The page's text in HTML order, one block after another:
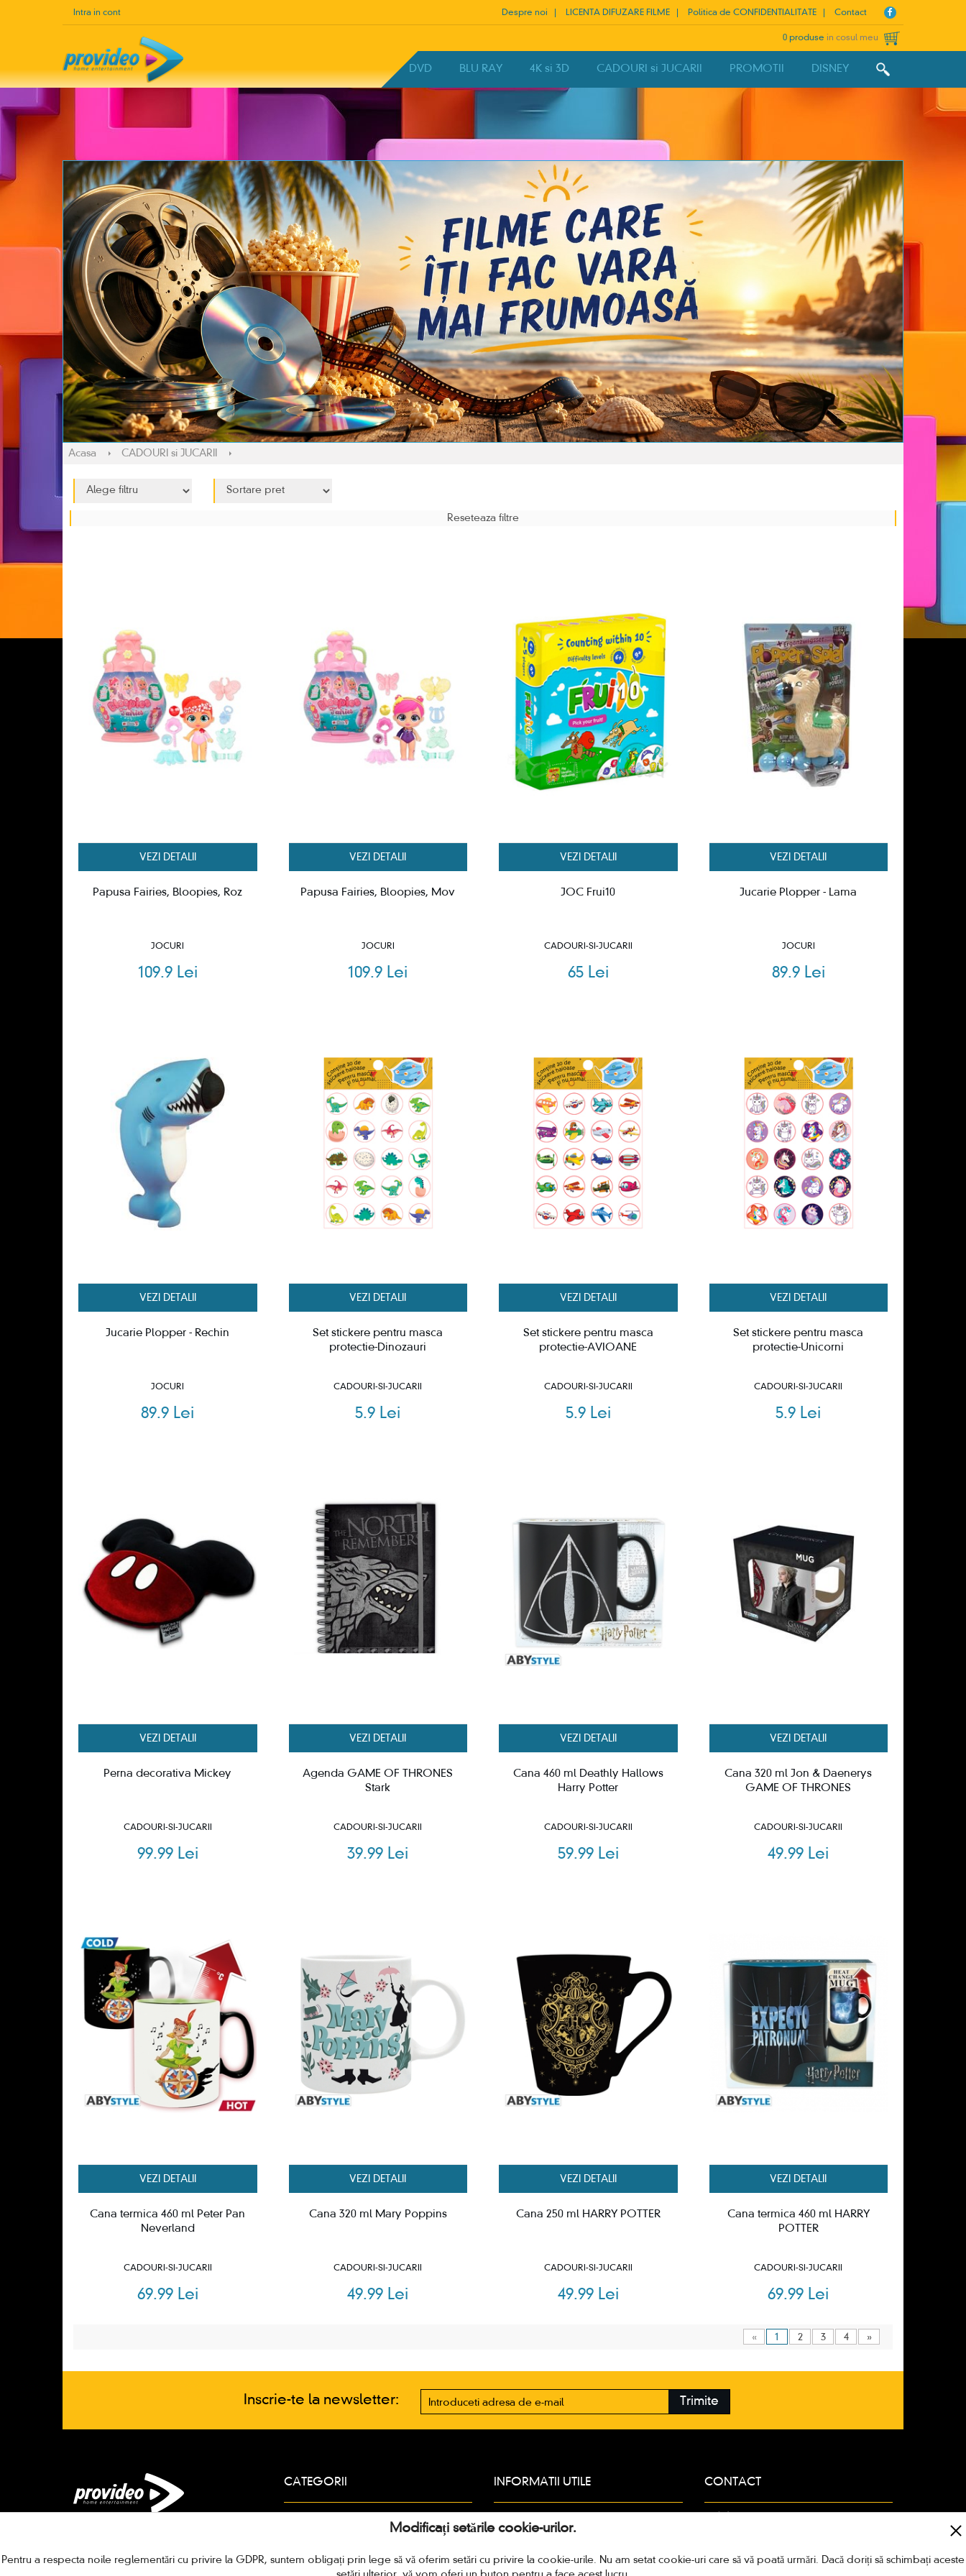
Intra in cont Despre noi LICENTA DIFUZARE FILME Politica de CONFIDENTIALITATE Contact
0 produse in cosul meu
DVD BLU RAY 4K si 3D CADOURI si JUCARII PROMOTII DISNEY
Acasa CADOURI si JUCARII
VEZI DETALII
Papusa Fairies, Bloopies, Roz
JOCURI
109.9 Lei
VEZI DETALII
Papusa Fairies, Bloopies, Mov
JOCURI
109.9 Lei
VEZI DETALII
JOC Frui10
CADOURI-SI-JUCARII
65 Lei
VEZI DETALII
Jucarie Plopper - Lama
JOCURI
89.9 Lei
VEZI DETALII
Jucarie Plopper - Rechin
JOCURI
89.9 Lei
VEZI DETALII
Set stickere pentru masca
protectie-Dinozauri
CADOURI-SI-JUCARII
5.9 Lei
VEZI DETALII
Set stickere pentru masca
protectie-AVIOANE
CADOURI-SI-JUCARII
5.9 Lei
VEZI DETALII
Set stickere pentru masca
protectie-Unicorni
CADOURI-SI-JUCARII
5.9 Lei
VEZI DETALII
Perna decorativa Mickey
CADOURI-SI-JUCARII
99.99 Lei
VEZI DETALII
Agenda GAME OF THRONES
Stark
CADOURI-SI-JUCARII
39.99 Lei
VEZI DETALII
Cana 460 ml Deathly Hallows
Harry Potter
CADOURI-SI-JUCARII
59.99 Lei
VEZI DETALII
Cana 320 ml Jon & Daenerys
GAME OF THRONES
CADOURI-SI-JUCARII
49.99 Lei
VEZI DETALII
Cana termica 460 ml Peter Pan
Neverland
CADOURI-SI-JUCARII
69.99 Lei
VEZI DETALII
Cana 320 ml Mary Poppins
CADOURI-SI-JUCARII
49.99 Lei
VEZI DETALII
Cana 250 ml HARRY POTTER
CADOURI-SI-JUCARII
49.99 Lei
VEZI DETALII
Cana termica 460 ml HARRY
POTTER
CADOURI-SI-JUCARII
69.99 Lei
« 1 2 3 4 »
Inscrie-te la newsletter: Trimite
CATEGORII
CADOURI si JUCARII
INFORMATII UTILE
Parteneri
Modalitati de plata
CONTACT
Telefon: 0318.256.024 / 0748.964.719
Modificați setările cookie-urilor.
Pentru a respecta noile reglementări cu privire la GDPR, suntem obligați prin lege să vă oferim setări cu privire la cookie-urile. Nu am setat cookie-uri care să vă poată urmări. Dacă doriți să schimbați aceste